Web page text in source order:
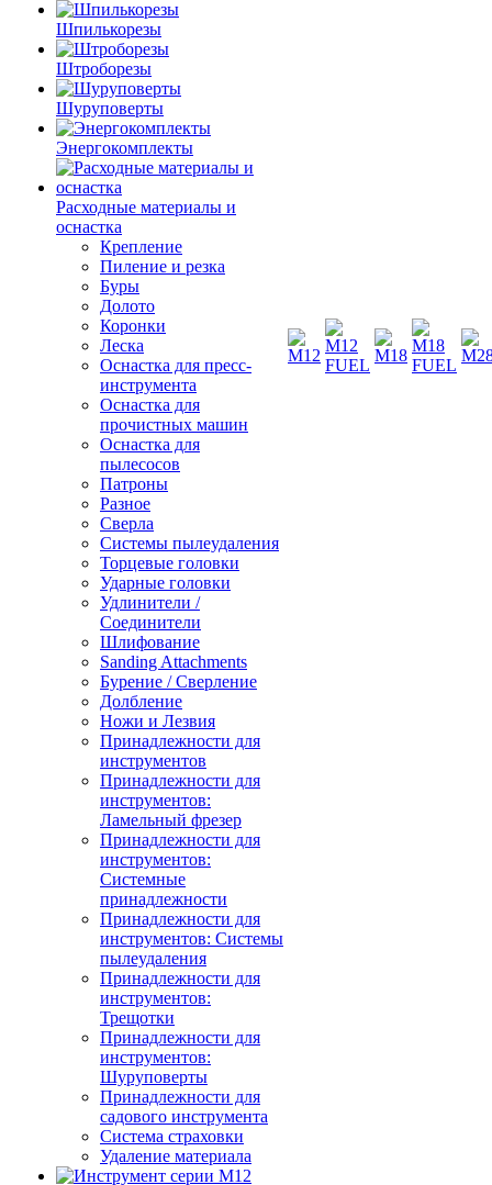
Шпилькорезы
Штроборезы
Шуруповерты
Энергокомплекты
Расходные материалы и
оснастка
Крепление
Пиление и резка
Буры
Долото
Коронки
Леска
Оснастка для пресс-
инструмента
Оснастка для
прочистных машин
Оснастка для
пылесосов
Патроны
Разное
Сверла
Системы пылеудаления
Торцевые головки
Ударные головки
Удлинители /
Соединители
Шлифование
Sanding Attachments
Бурение / Сверление
Долбление
Ножи и Лезвия
Принадлежности для
инструментов
Принадлежности для
инструментов:
Ламельный фрезер
Принадлежности для
инструментов:
Системные
принадлежности
Принадлежности для
инструментов: Системы
пылеудаления
Принадлежности для
инструментов:
Трещотки
Принадлежности для
инструментов:
Шуруповерты
Принадлежности для
садового инструмента
Система страховки
Удаление материала